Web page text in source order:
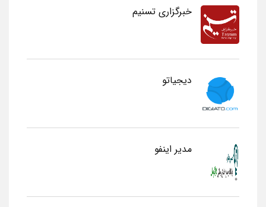
خبرگزاری تسنیم
دیجیاتو
مدیر اینفو